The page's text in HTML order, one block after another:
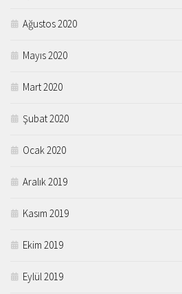
Ağustos 2020
Mayıs 2020
Mart 2020
Şubat 2020
Ocak 2020
Aralık 2019
Kasım 2019
Ekim 2019
Eylül 2019